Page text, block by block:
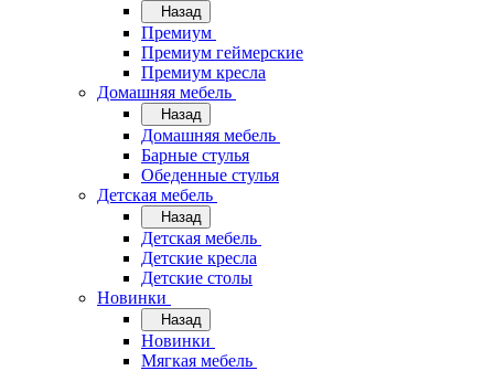
Назад
Премиум
Премиум геймерские
Премиум кресла
Домашняя мебель
Назад
Домашняя мебель
Барные стулья
Обеденные стулья
Детская мебель
Назад
Детская мебель
Детские кресла
Детские столы
Новинки
Назад
Новинки
Мягкая мебель